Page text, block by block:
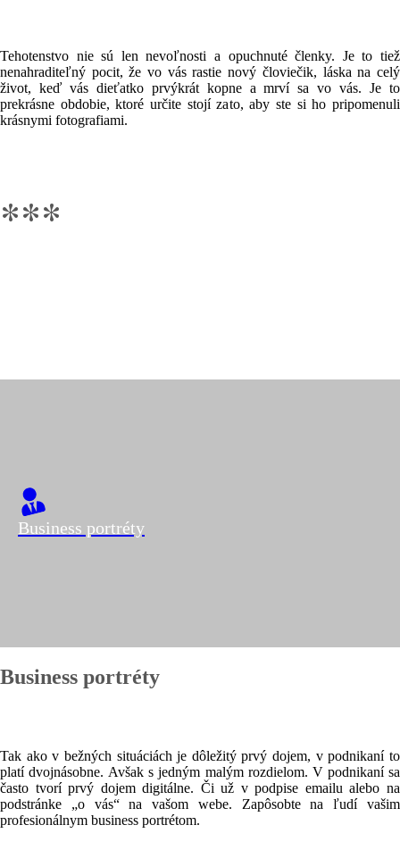
Tehotenstvo nie sú len nevoľnosti a opuchnuté členky. Je to tiež
nenahraditeľný pocit, že vo vás rastie nový človiečik, láska na celý
život, keď vás dieťatko prvýkrát kopne a mrví sa vo vás. Je to
prekrásne obdobie, ktoré určite stojí zato, aby ste si ho pripomenuli
krásnymi fotografiami.
***
Business portréty
Business portréty
Tak ako v bežných situáciách je dôležitý prvý dojem, v podnikaní to
platí dvojnásobne. Avšak s jedným malým rozdielom. V podnikaní sa
často tvorí prvý dojem digitálne. Či už v podpise emailu alebo na
podstránke „o vás“ na vašom webe. Zapôsobte na ľudí vašim
profesionálnym business portrétom.